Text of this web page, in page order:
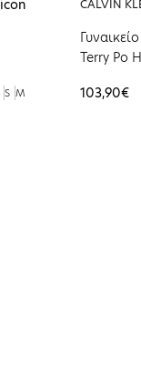
S M
CALVIN
Terry Po
103,90€